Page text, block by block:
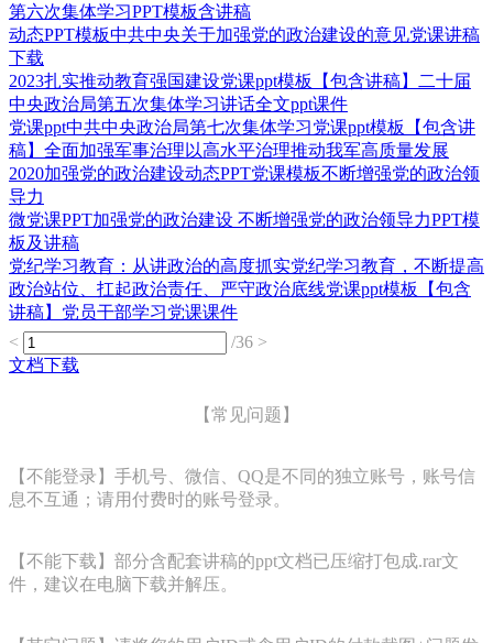
第六次集体学习PPT模板含讲稿
动态PPT模板中共中央关于加强党的政治建设的意见党课讲稿
下载
2023扎实推动教育强国建设党课ppt模板【包含讲稿】二十届
中央政治局第五次集体学习讲话全文ppt课件
党课ppt中共中央政治局第七次集体学习党课ppt模板【包含讲
稿】全面加强军事治理以高水平治理推动我军高质量发展
2020加强党的政治建设动态PPT党课模板不断增强党的政治领
导力
微党课PPT加强党的政治建设 不断增强党的政治领导力PPT模
板及讲稿
党纪学习教育：从讲政治的高度抓实党纪学习教育，不断提高
政治站位、扛起政治责任、严守政治底线党课ppt模板【包含
讲稿】党员干部学习党课课件
<
/36 >
文档下载
【常见问题】
【不能登录】手机号、微信、QQ是不同的独立账号，账号信
息不互通；请用付费时的账号登录。
【不能下载】部分含配套讲稿的ppt文档已压缩打包成.rar文
件，建议在电脑下载并解压。